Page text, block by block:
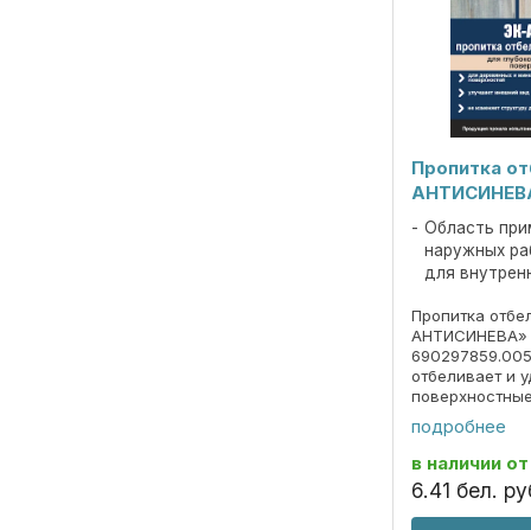
Пропитка
Область
наружных
для
Пропитка
АНТИСИНЕВА»
отбеливает и
деревянных
поверхностей
вид не
подробнее
в наличии от
6.41 бел.